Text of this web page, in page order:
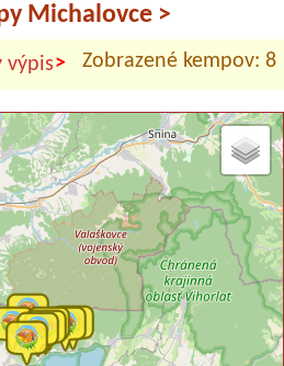
Michalovce >
výpis> Zobrazené kempov: 8